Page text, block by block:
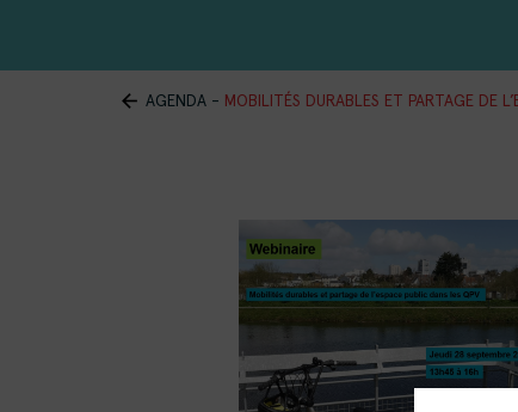
AGENDA - MOBILITÉS DURABLES ET PARTAGE DE